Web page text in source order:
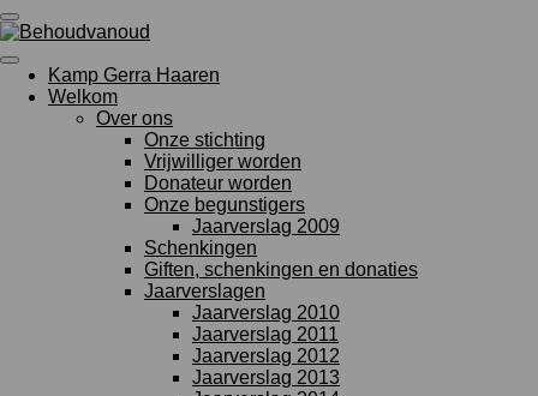
Ga
direct
naar
de
hoofdinhoud
Kamp Gerra Haaren
Welkom
Over ons
Onze stichting
Vrijwilliger worden
Donateur worden
Onze begunstigers
Jaarverslag 2009
Schenkingen
Giften, schenkingen en donaties
Jaarverslagen
Jaarverslag 2010
Jaarverslag 2011
Jaarverslag 2012
Jaarverslag 2013